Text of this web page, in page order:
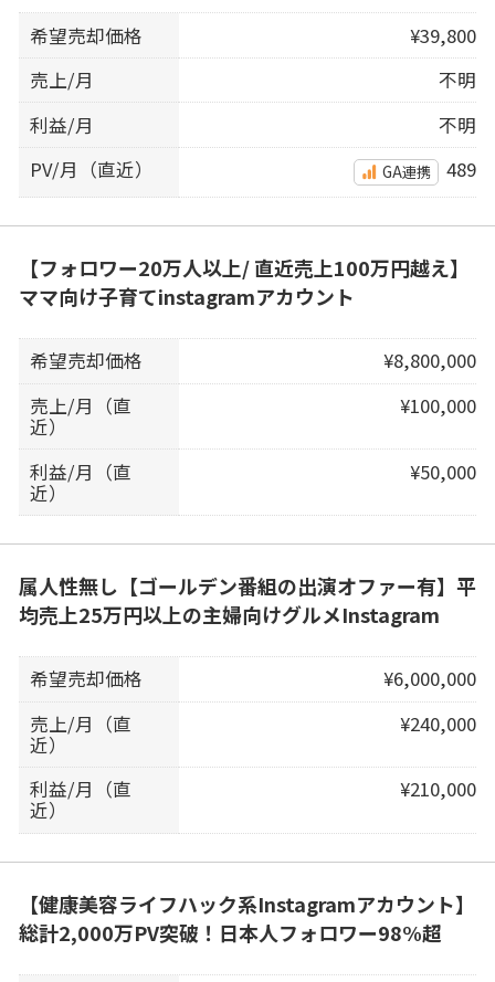
希望売却価格
¥39,800
売上/月
不明
利益/月
不明
PV/月（直近）
GA連携 489
【フォロワー20万人以上/ 直近売上100万円越え】
ママ向け子育てinstagramアカウント
希望売却価格
¥8,800,000
売上/月（直
近）
¥100,000
利益/月（直
近）
¥50,000
属人性無し【ゴールデン番組の出演オファー有】平
均売上25万円以上の主婦向けグルメInstagram
希望売却価格
¥6,000,000
売上/月（直
近）
¥240,000
利益/月（直
近）
¥210,000
【健康美容ライフハック系Instagramアカウント】
総計2,000万PV突破！日本人フォロワー98%超